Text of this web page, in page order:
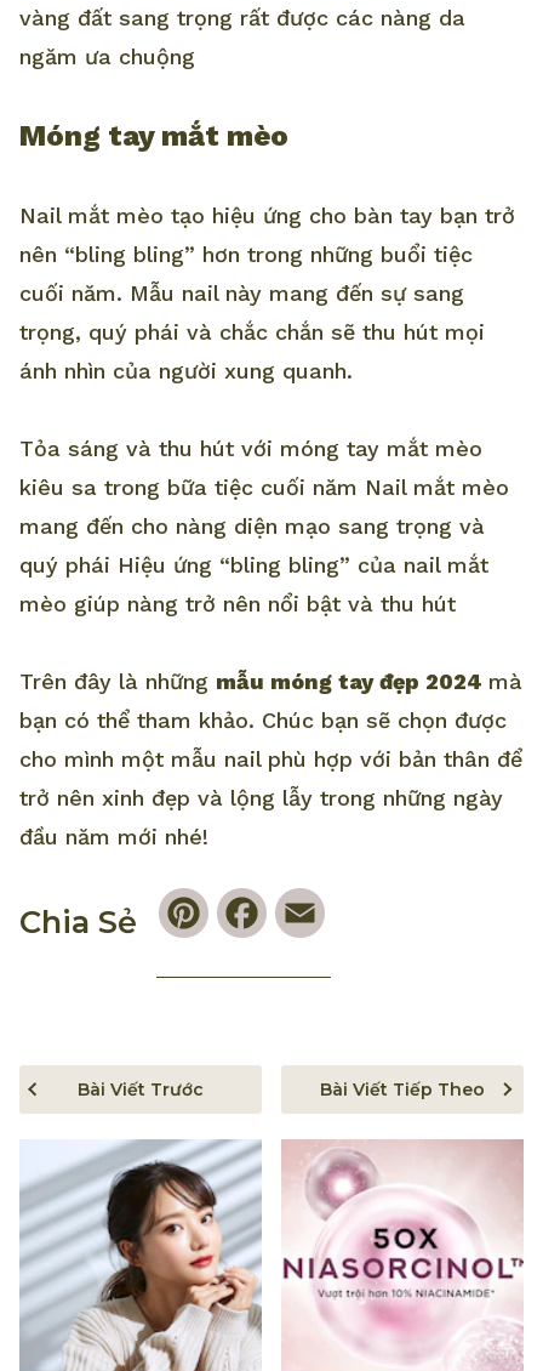
vàng đất sang trọng rất được các nàng da
ngăm ưa chuộng
Móng tay mắt mèo
Nail mắt mèo tạo hiệu ứng cho bàn tay bạn trở
nên “bling bling” hơn trong những buổi tiệc
cuối năm. Mẫu nail này mang đến sự sang
trọng, quý phái và chắc chắn sẽ thu hút mọi
ánh nhìn của người xung quanh.
Tỏa sáng và thu hút với móng tay mắt mèo
kiêu sa trong bữa tiệc cuối năm Nail mắt mèo
mang đến cho nàng diện mạo sang trọng và
quý phái Hiệu ứng “bling bling” của nail mắt
mèo giúp nàng trở nên nổi bật và thu hút
Trên đây là những mẫu móng tay đẹp 2024 mà
bạn có thể tham khảo. Chúc bạn sẽ chọn được
cho mình một mẫu nail phù hợp với bản thân để
trở nên xinh đẹp và lộng lẫy trong những ngày
đầu năm mới nhé!
Chia Sẻ
PinterestFacebook
Bài Viết Trước Bài Viết Tiếp Theo